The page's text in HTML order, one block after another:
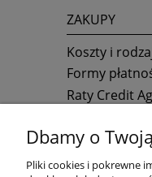
ZAKUPY
Koszty i
Formy
Raty Credit
Dbamy o
Pliki cookies i pokrewne